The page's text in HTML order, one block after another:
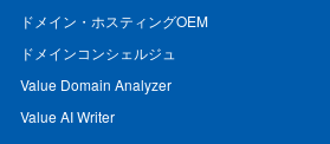
ドメイン・ホスティングOEM
ドメインコンシェルジュ
Value Domain Analyzer
Value AI Writer